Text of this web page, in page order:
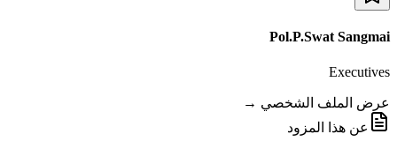
Pol.P.Swat Sangmai
Executives
عرض الملف الشخصي →
عن هذا المزود